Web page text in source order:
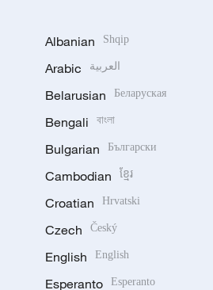
Albanian Shqip
Arabic العربية
Belarusian Беларуская
Bengali বাংলা
Bulgarian Български
Cambodian ខ្មែរ
Croatian Hrvatski
Czech Český
English English
Esperanto Esperanto